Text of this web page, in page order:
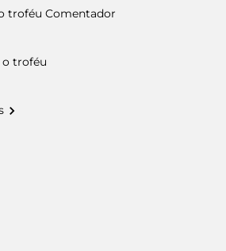
troféu Comentador
troféu